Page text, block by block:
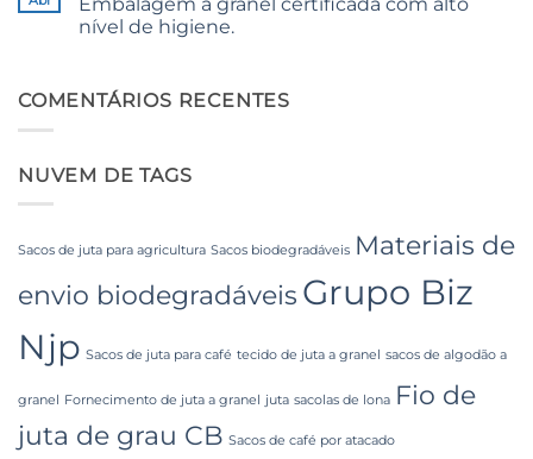
Packaging
and
Ultimate
Guide
Woven
Bags
a
Premier
in
Bangladesh
Embalagem a granel certificada com alto
nível de higiene.
Food
Grade
High-
COMENTÁRIOS RECENTES
NUVEM DE TAGS
Sacos de juta para agricultura Sacos biodegradáveis Materiais de
envio biodegradáveis Grupo Biz
Njp Sacos de juta para café tecido de juta a granel sacos de algodão a
granel Fornecimento de juta a granel juta sacolas de lona Fio de
juta de grau CB Sacos de café por atacado